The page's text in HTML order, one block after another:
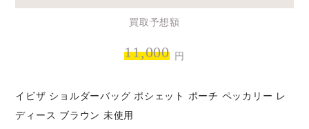
買取予想額
11,000 円
イビザ ショルダーバッグ ポシェット ポーチ ペッカリー レ
ディース ブラウン 未使用